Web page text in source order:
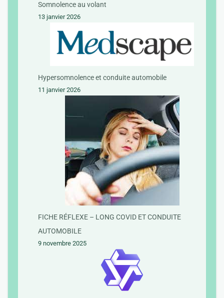
Somnolence au volant
13 janvier 2026
Hypersomnolence et conduite automobile
11 janvier 2026
FICHE RÉFLEXE – LONG COVID ET CONDUITE
AUTOMOBILE
9 novembre 2025